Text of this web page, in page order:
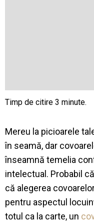
Mereu la picioarele
în seamă, dar
înseamnă temelia
intelectual. Probabil
că alegerea
pentru aspectul
totul ca la carte, un